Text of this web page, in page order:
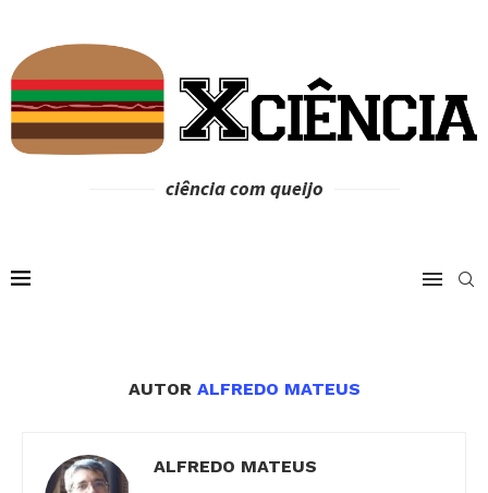
ciência com queijo
AUTOR ALFREDO MATEUS
ALFREDO MATEUS